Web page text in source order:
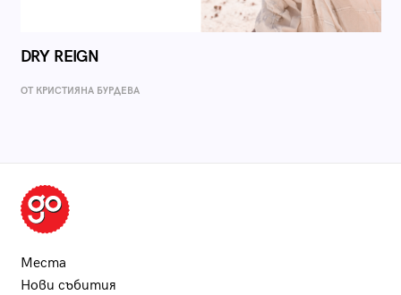
DRY REIGN
ОТ КРИСТИЯНА БУРДЕВА
Места
Нови събития